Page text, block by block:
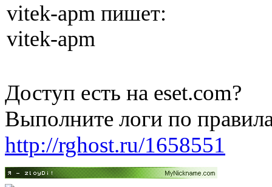
vitek-apm пишет:
vitek-apm
Доступ есть на eset.com?
Выполните логи по
http://rghost.ru/1658551